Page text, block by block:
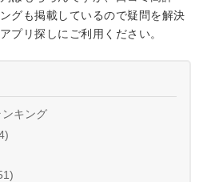
グも掲載しているので疑問を解決
プリ探しにご利用ください。
キング